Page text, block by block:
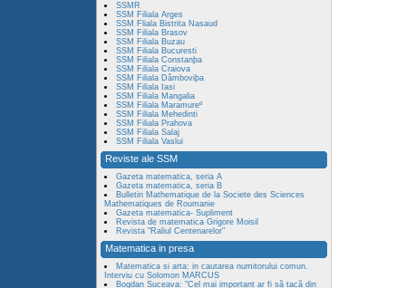
SSMR
SSM Filiala Arges
SSM Fliala Bistrita Nasaud
SSM Filiala Brasov
SSM Filiala Buzau
SSM Filiala Bucuresti
SSM Filiala Constanþa
SSM Filiala Craiova
SSM Filiala Dâmboviþa
SSM Filiala Iasi
SSM Filiala Mangalia
SSM Filiala Maramureº
SSM Filiala Mehedinti
SSM Filiala Prahova
SSM Filiala Salaj
SSM Filiala Vaslui
Reviste ale SSM
Gazeta matematica, seria A
Gazeta matematica, seria B
Bulletin Mathematique de la Societe des Sciences
Mathematiques de Roumanie
Gazeta matematica- Supliment
Revista de matematica Grigore Moisil
Revista "Raliul Centenarelor"
Matematica in presa
Matematica si arta: in cautarea numitorului comun.
Interviu cu Solomon MARCUS
Bogdan Suceava: "Cel mai important ar fi sã tacã din